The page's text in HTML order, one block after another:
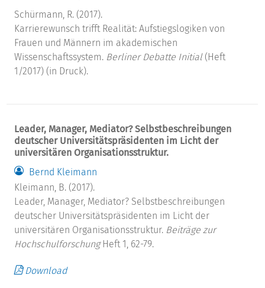
Schürmann, R. (2017).
Karrierewunsch trifft Realität: Aufstiegslogiken von
Frauen und Männern im akademischen
Wissenschaftssystem. Berliner Debatte Initial(Heft
1/2017) (in Druck).
Leader, Manager, Mediator? Selbstbeschreibungen
deutscher Universitätspräsidenten im Licht der
universitären Organisationsstruktur.
Bernd Kleimann
Kleimann, B. (2017).
Leader, Manager, Mediator? Selbstbeschreibungen
deutscher Universitätspräsidenten im Licht der
universitären Organisationsstruktur. Beiträge zur
HochschulforschungHeft 1, 62-79.
Download